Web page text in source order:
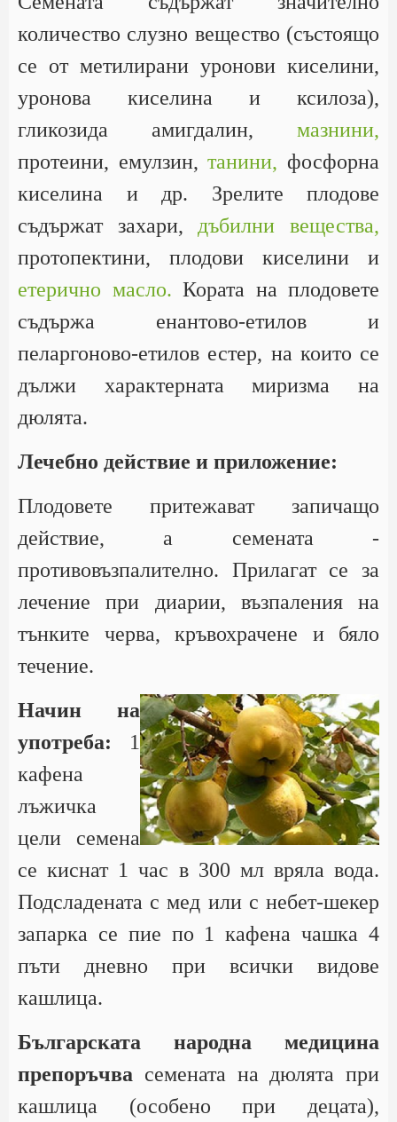
количество слузно вещество (състоящо
се от метилирани уронови киселини,
уронова киселина и ксилоза),
гликозида амигдалин, мазнини,
протеини, емулзин,танини, фосфорна
киселина и др. Зрелите плодове
съдържат захари,дъбилни вещества,
протопектини, плодови киселини и
етерично масло. Кората на плодовете
съдържа енантово-етилов и
пеларгоново-етилов естер, на които се
дължи характерната миризма на
дюлята.
Лечебно действие и приложение:
Плодовете притежават запичащо
действие, а семената -
противовъзпалително. Прилагат се за
лечение при диарии, възпаления на
тънките черва, кръвохрачене и бяло
течение.
Начин на
употреба: 1
кафена
лъжичка
цели семена
се киснат 1 час в 300 мл вряла вода.
Подсладената с мед или с небет-шекер
запарка се пие по 1 кафена чашка 4
пъти дневно при всички видове
кашлица.
Българската народна медицина
препоръчва семената на дюлята при
кашлица (особено при децата),